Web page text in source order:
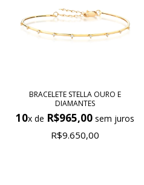
BRACELETE STELLA OURO E
DIAMANTES
10x de R$965,00sem juros
R$9.650,00